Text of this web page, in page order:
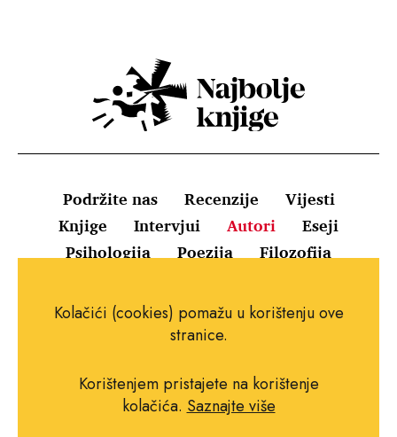
Podržite nas Recenzije
Vijesti
Knjige
Intervjui Autori
Eseji
Psihologija
Poezija Filozofija
Uvjeti korištenja
Pravila o kolačićima
Impressum
Kolačići (cookies) pomažu u korištenju ove
stranice.
Korištenjem pristajete na korištenje
kolačića. Saznajte više